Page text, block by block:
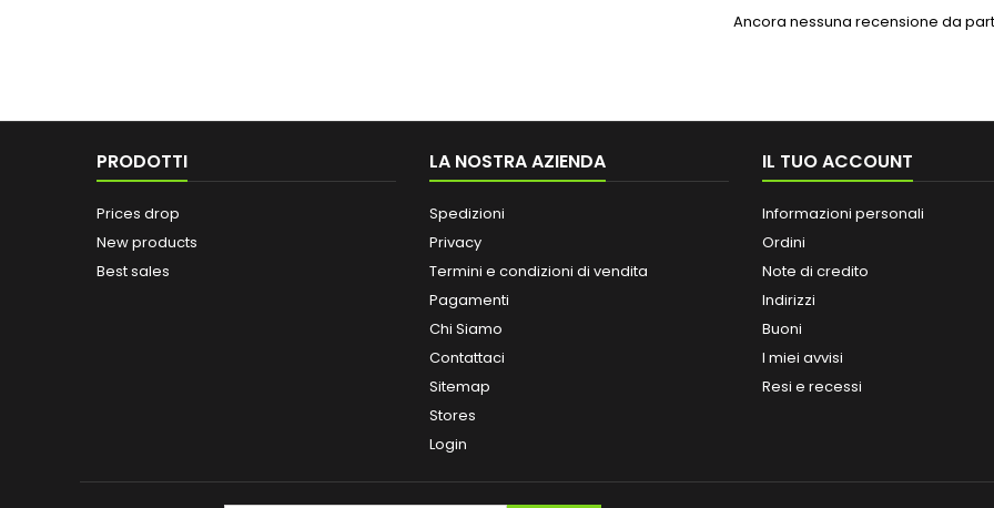
Ancora nessuna recensione da
PRODOTTI
Prices drop
New products
Best sales
LA NOSTRA AZIENDA
Spedizioni
Privacy
Termini e condizioni di vendita
Pagamenti
Chi Siamo
Contattaci
Sitemap
Stores
Login
IL TUO ACCOUNT
Informazioni personali
Ordini
Note di credito
Indirizzi
Buoni
I miei avvisi
Resi e recessi